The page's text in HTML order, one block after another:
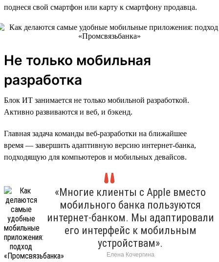
поднеся свой смартфон или карту к смартфону продавца.
Не только мобильная
разработка
Блок ИТ занимается не только мобильной разработкой.
Активно развиваются и веб, и бэкенд.
Главная задача команды веб-разработки на ближайшее
время — завершить адаптивную версию интернет-банка,
подходящую для компьютеров и мобильных девайсов.
«Многие клиенты с Apple вместо
мобильного банка пользуются
интернет-банком. Мы адаптировали
его интерфейс к мобильным
устройствам».
Елена Кочергина